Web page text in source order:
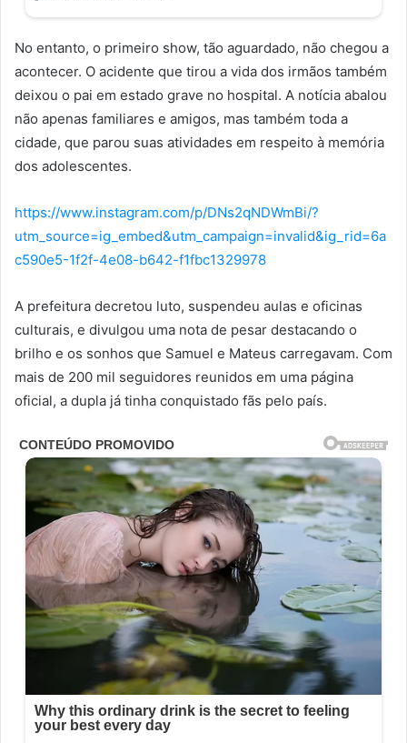
No entanto, o primeiro show, tão aguardado, não chegou a
acontecer. O acidente que tirou a vida dos irmãos também
deixou o pai em estado grave no hospital. A notícia abalou
não apenas familiares e amigos, mas também toda a
cidade, que parou suas atividades em respeito à memória
dos adolescentes.
https://www.instagram.com/p/DNs2qNDWmBi/?
utm_source=ig_embed&utm_campaign=invalid&ig_rid=6a
c590e5-1f2f-4e08-b642-f1fbc1329978
A prefeitura decretou luto, suspendeu aulas e oficinas
culturais, e divulgou uma nota de pesar destacando o
brilho e os sonhos que Samuel e Mateus carregavam. Com
mais de 200 mil seguidores reunidos em uma página
oficial, a dupla já tinha conquistado fãs pelo país.